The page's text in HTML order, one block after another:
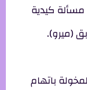
مسألة كيدية
(ميرو).
باتهام